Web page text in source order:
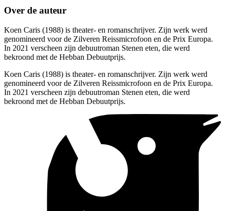
Over de auteur
Koen Caris (1988) is theater- en romanschrijver. Zijn werk werd
genomineerd voor de Zilveren Reissmicrofoon en de Prix Europa.
In 2021 verscheen zijn debuutroman Stenen eten, die werd
bekroond met de Hebban Debuutprijs.
Koen Caris (1988) is theater- en romanschrijver. Zijn werk werd
genomineerd voor de Zilveren Reissmicrofoon en de Prix Europa.
In 2021 verscheen zijn debuutroman Stenen eten, die werd
bekroond met de Hebban Debuutprijs.